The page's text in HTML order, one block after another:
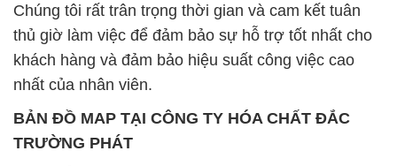
Chúng tôi rất trân trọng thời gian và cam kết tuân
thủ giờ làm việc để đảm bảo sự hỗ trợ tốt nhất cho
khách hàng và đảm bảo hiệu suất công việc cao
nhất của nhân viên.
BẢN ĐỒ MAP TẠI CÔNG TY HÓA CHẤT ĐẮC
TRƯỜNG PHÁT